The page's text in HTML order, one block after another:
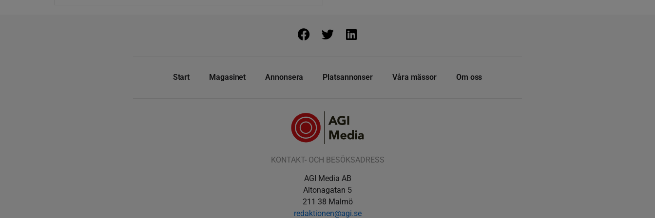
Start Magasinet Annonsera Platsannonser Våra mässor Om oss
KONTAKT- OCH BESÖKSADRESS
AGI Media AB
Altonagatan 5
211 38 Malmö
redaktionen@agi.se